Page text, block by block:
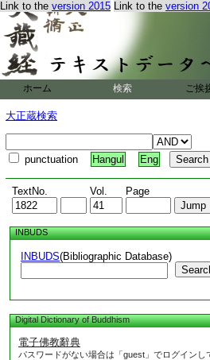
Link to the version 2015 Link to the version
ホーム 検索 ご挨
大正蔵検索
punctuation Hangul Eng
TextNo. Vol. Page
INBUDS
INBUDS(Bibliographic Database)
Digital Dictionary of Buddhism
電子佛教辭典
パスワードがない場合は「guest」でログインし